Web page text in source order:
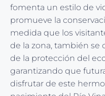
fomenta un estilo de
promueve la
medida que los
de la zona, también se
de la protección del
garantizando que
disfrutar de este